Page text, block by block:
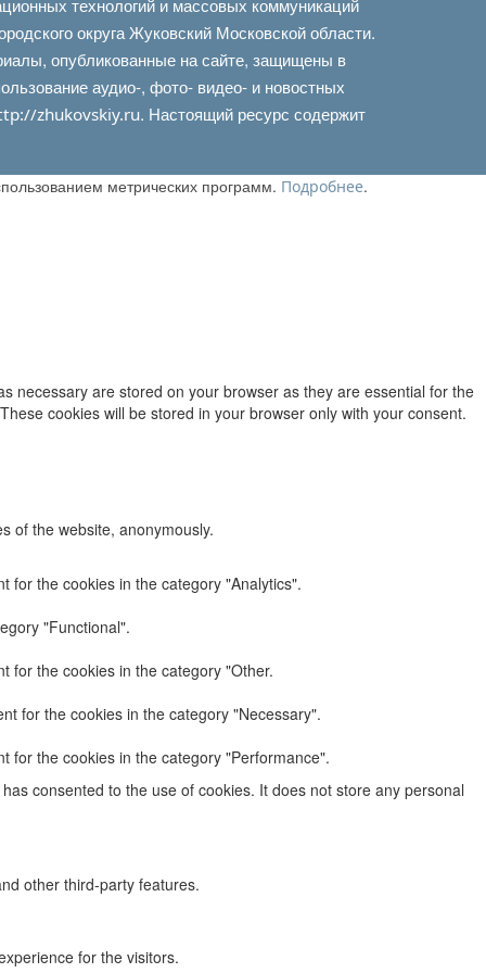
округа Жуковский Московской области.
опубликованные на сайте, защищены в
аудио-, фото- видео- и новостных
zhukovskiy.ru. Настоящий ресурс содержит
метрических программ. Подробнее.
necessary are stored on your browser as they are essential for the
cookies will be stored in your browser only with your consent.
of the website, anonymously.
for the cookies in the category "Analytics".
"Functional".
for the cookies in the category "Other.
for the cookies in the category "Necessary".
for the cookies in the category "Performance".
consented to the use of cookies. It does not store any personal
other third-party features.
for the visitors.